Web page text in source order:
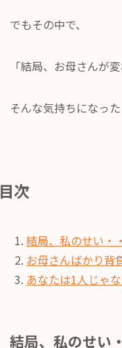
でもその中で、
「結局、お母さんが
そんな気持ちになっ
目次
結局、私のせい・
お母さんばかり背
あなたは1人じゃ
結局、私のせい